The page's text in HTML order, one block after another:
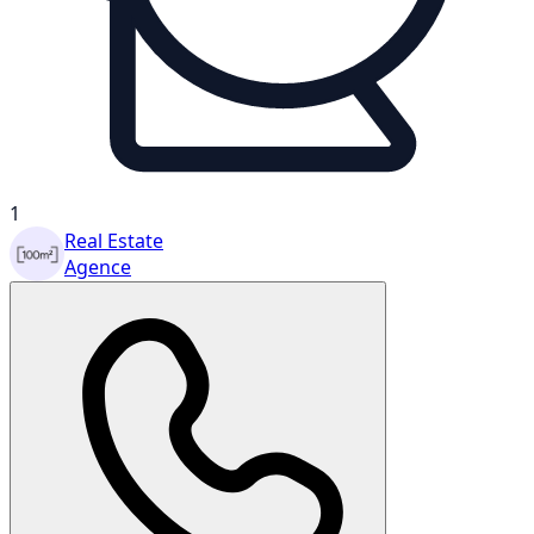
1
Real Estate
Agence